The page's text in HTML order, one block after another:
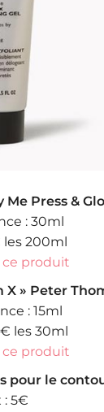
Press &
: 30ml
200ml
ce produit
» Peter
: 15ml
les 30ml
ce produit
le
: 5€